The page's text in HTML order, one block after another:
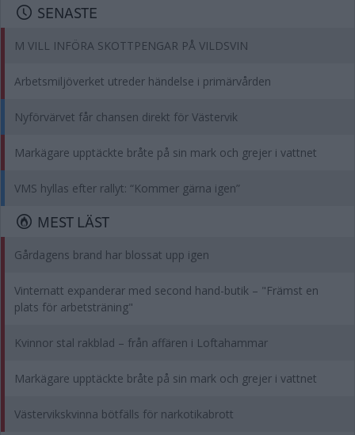
SENASTE
M VILL INFÖRA SKOTTPENGAR PÅ VILDSVIN
Arbetsmiljöverket utreder händelse i primärvården
Nyförvärvet får chansen direkt för Västervik
Markägare upptäckte bråte på sin mark och grejer i vattnet
VMS hyllas efter rallyt: “Kommer gärna igen”
MEST LÄST
Gårdagens brand har blossat upp igen
Vinternatt expanderar med second hand-butik – "Främst en
plats för arbetsträning"
Kvinnor stal rakblad – från affären i Loftahammar
Markägare upptäckte bråte på sin mark och grejer i vattnet
Västervikskvinna bötfälls för narkotikabrott